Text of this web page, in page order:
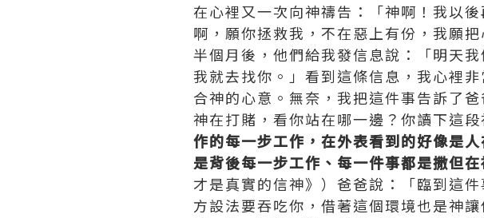
在心裡又一次向神禱告：「神啊！我以
啊，願你拯救我，不在惡上有份，我願把
半個月後，他們給我發信息說：「明天
我就去找你。」看到這條信息，我心裡
合神的心意。無奈，我把這件事告訴了
神在打賭，看你站在哪一邊？你讀下這
作的每一步工作，在外表看到的好像是
是背後每一步工作、每一件事都是撒但
才是真實的信神》）爸爸說：「臨到這
方設法要吞吃你，借著這個環境也是神